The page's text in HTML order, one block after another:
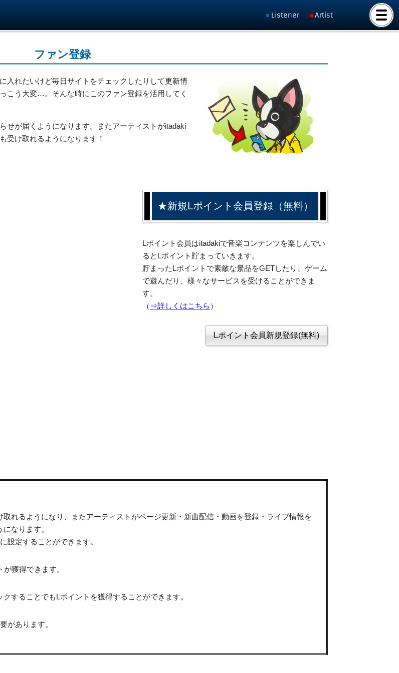
Listener Artist
ファン登録
入れたいけど毎日サイトをチェックしたりして更新情
こう大変…。そんな時にこのファン登録を活用してく
せが届くようになります。またアーティストがitadaki
受け取れるようになります！
★新規Lポイント会員登録（無料）
Lポイント会員はitadakiで音楽コンテンツを楽しんでい
るとLポイント貯まっていきます。
貯まったLポイントで素敵な景品をGETしたり、ゲーム
で遊んだり、様々なサービスを受けることができま
す。
（ ⇒詳しくはこちら ）
れるようになり、またアーティストがページ更新・新曲配信・動画を登録・ライブ情報を
なります。
設定することができます。
獲得できます。
することでもLポイントを獲得することができます。
があります。